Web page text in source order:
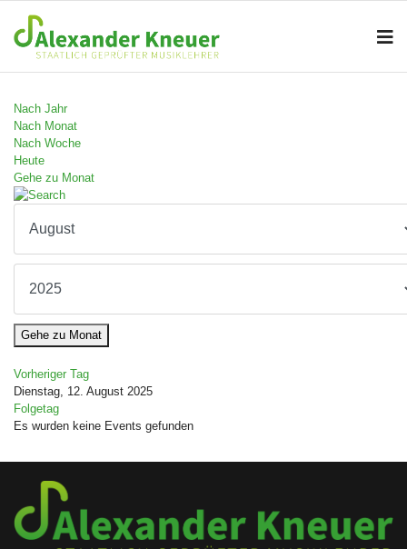
Nach Jahr
Nach Monat
Nach Woche
Heute
Gehe zu Monat
Gehe zu Monat
Vorheriger Tag
Dienstag, 12. August 2025
Folgetag
Es wurden keine Events gefunden